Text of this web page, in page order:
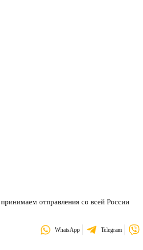
отправления со всей России
WhatsApp Telegram